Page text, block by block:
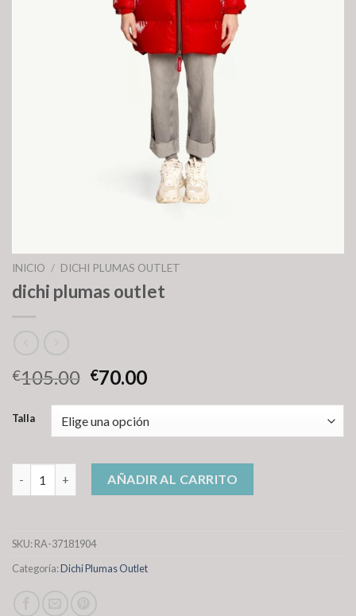
INICIO / DICHI PLUMAS OUTLET
dichi plumas outlet
€105.00 €70.00
Talla
dichi plumas outlet cantidadAÑADIR AL CARRITO
SKU:RA-37181904
Categoría:Dichi Plumas Outlet